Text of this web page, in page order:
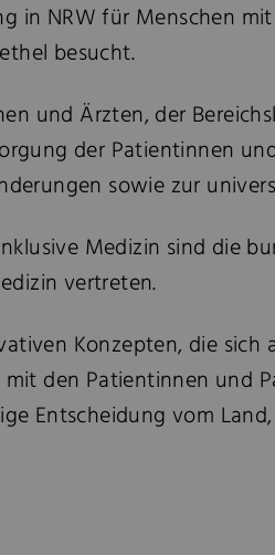
in NRW für Menschen
besucht.
und Ärzten, der
der Patientinnen
sowie zur
Medizin sind die
vertreten.
Konzepten, die
mit den Patientinnen
Entscheidung vom